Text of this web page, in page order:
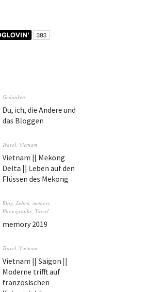
Gedanken
Du, ich, die Andere und
das Bloggen
Travel, Vietnam
Vietnam || Mekong
Delta || Leben auf den
Flüssen des Mekong
Blog, Leben, memory,
Photography, Travel
memory 2019
Travel, Vietnam
Vietnam || Saigon ||
Moderne trifft auf
französischen